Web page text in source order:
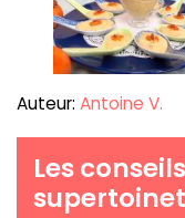
Auteur: Antoine V.
Les